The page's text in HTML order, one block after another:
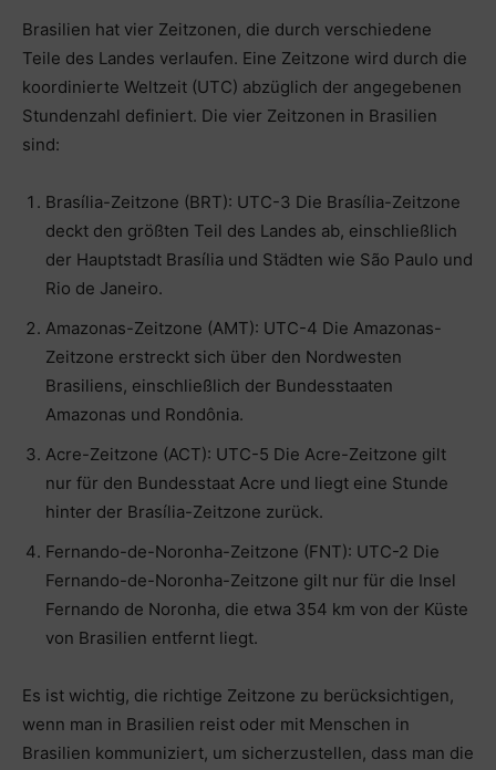
Brasilien hat vier Zeitzonen, die durch verschiedene
Teile des Landes verlaufen. Eine Zeitzone wird durch die
koordinierte Weltzeit (UTC) abzüglich der angegebenen
Stundenzahl definiert. Die vier Zeitzonen in Brasilien
sind:
Brasília-Zeitzone (BRT): UTC-3 Die Brasília-Zeitzone
deckt den größten Teil des Landes ab, einschließlich
der Hauptstadt Brasília und Städten wie São Paulo und
Rio de Janeiro.
Amazonas-Zeitzone (AMT): UTC-4 Die Amazonas-
Zeitzone erstreckt sich über den Nordwesten
Brasiliens, einschließlich der Bundesstaaten
Amazonas und Rondônia.
Acre-Zeitzone (ACT): UTC-5 Die Acre-Zeitzone gilt
nur für den Bundesstaat Acre und liegt eine Stunde
hinter der Brasília-Zeitzone zurück.
Fernando-de-Noronha-Zeitzone (FNT): UTC-2 Die
Fernando-de-Noronha-Zeitzone gilt nur für die Insel
Fernando de Noronha, die etwa 354 km von der Küste
von Brasilien entfernt liegt.
Es ist wichtig, die richtige Zeitzone zu berücksichtigen,
wenn man in Brasilien reist oder mit Menschen in
Brasilien kommuniziert, um sicherzustellen, dass man die